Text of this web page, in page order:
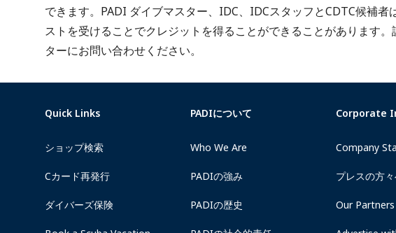
できます。PADI ダイブマスター、IDC、IDCスタッフとCDTC候補者
ストを受けることでクレジットを得ることができることがあります。
ターにお問い合わせください。
Quick Links
ショップ検索
Cカード再発行
ダイバーズ保険
PADIについて
Who We Are
PADIの強み
PADIの歴史
Corporate
Company
プレスの方
Our Partners